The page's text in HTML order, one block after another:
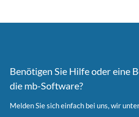
Benötigen Sie Hilfe oder eine
die mb-Software?
Melden Sie sich einfach bei uns, wir